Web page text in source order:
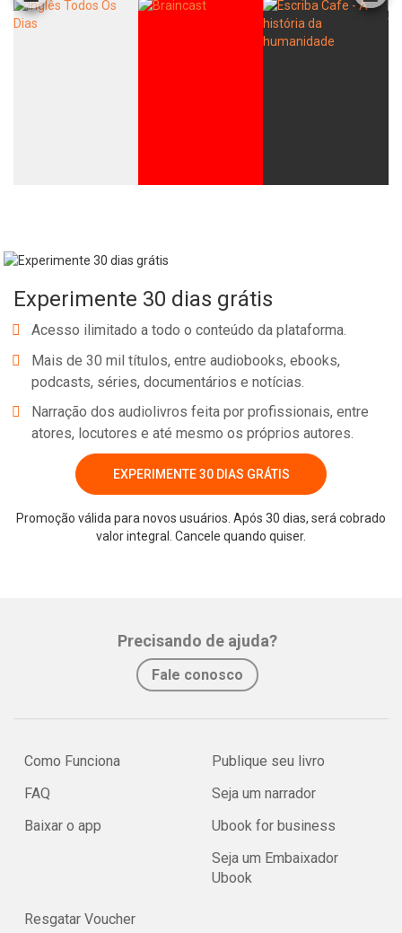
Experimente 30 dias grátis
Acesso ilimitado a todo o conteúdo da plataforma.
Mais de 30 mil títulos, entre audiobooks, ebooks,
podcasts, séries, documentários e notícias.
Narração dos audiolivros feita por profissionais, entre
atores, locutores e até mesmo os próprios autores.
EXPERIMENTE 30 DIAS GRÁTIS
Promoção válida para novos usuários. Após 30 dias, será cobrado
valor integral. Cancele quando quiser.
Precisando de ajuda?
Fale conosco
Como Funciona
FAQ
Baixar o app
Publique seu livro
Seja um narrador
Ubook for business
Seja um Embaixador
Ubook
Resgatar Voucher